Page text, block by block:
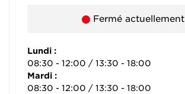
Fermé actuellement
Lundi :
08:30 - 12:00 / 13:30 - 18:00
Mardi :
08:30 - 12:00 / 13:30 - 18:00